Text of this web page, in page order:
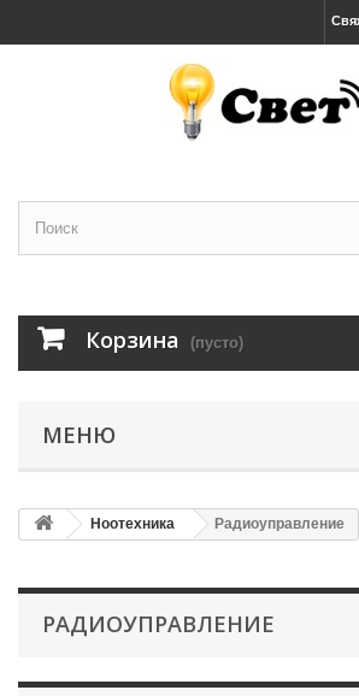
Корзина (пусто)
МЕНЮ
Ноотехника Радиоуправление
РАДИОУПРАВЛЕНИЕ